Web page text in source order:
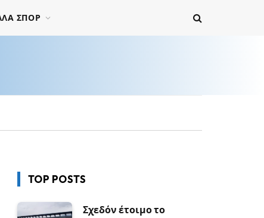
ΣΠΟΡ
TOP POSTS
Σχεδόν έτοιμο το